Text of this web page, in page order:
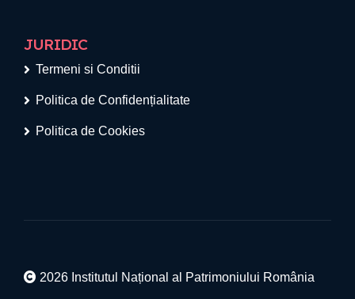
JURIDIC
Termeni si Conditii
Politica de Confidențialitate
Politica de Cookies
2026 Institutul Național al Patrimoniului România